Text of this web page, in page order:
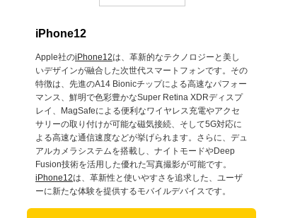
iPhone12
Apple社のiPhone12は、革新的なテクノロジーと美し
いデザインが融合した次世代スマートフォンです。その
特徴は、先進のA14 Bionicチップによる高速なパフォー
マンス、鮮明で色彩豊かなSuper Retina XDRディスプ
レイ、MagSafeによる便利なワイヤレス充電やアクセ
サリーの取り付けが可能な磁気接続、そして5G対応に
よる高速な通信速度などが挙げられます。さらに、デュ
アルカメラシステムを搭載し、ナイトモードやDeep
Fusion技術を活用した優れた写真撮影が可能です。
iPhone12は、革新性と使いやすさを追求した、ユーザ
ーに新たな体験を提供するモバイルデバイスです。